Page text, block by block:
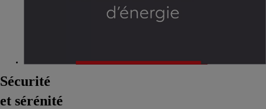
Sécurité
et sérénité